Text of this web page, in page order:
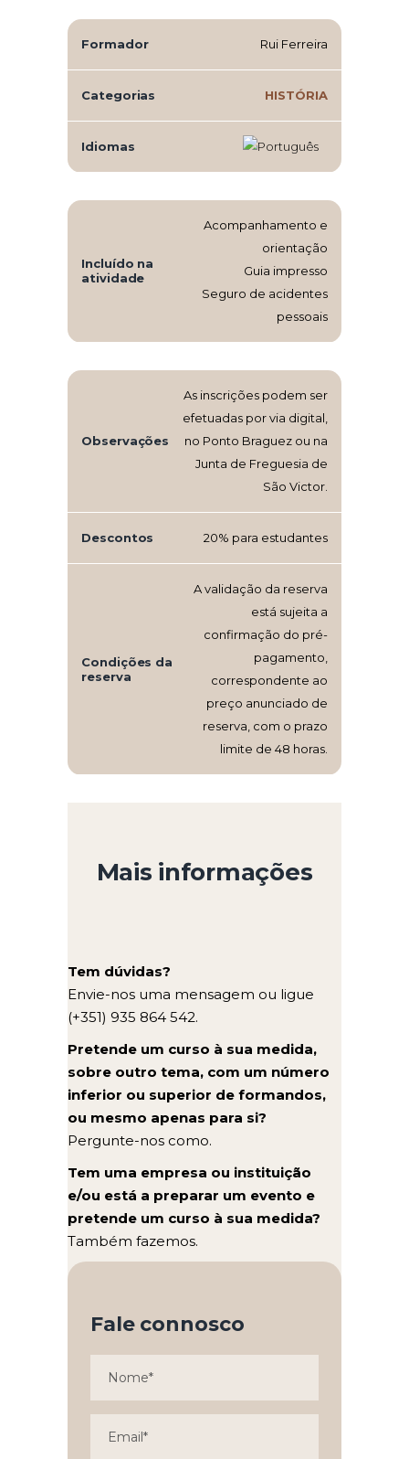
Formador Rui Ferreira
Categorias HISTÓRIA
Idiomas
Incluído na
atividade
Acompanhamento e
orientação
Guia impresso
Seguro de acidentes
pessoais
Observações
As inscrições podem ser
efetuadas por via digital,
no Ponto Braguez ou na
Junta de Freguesia de
São Victor.
Descontos 20% para estudantes
Condições da
reserva
A validação da reserva
está sujeita a
confirmação do pré-
pagamento,
correspondente ao
preço anunciado de
reserva, com o prazo
limite de 48 horas.
Mais informações
Tem dúvidas?
Envie-nos uma mensagem ou ligue
(+351) 935 864 542.
Pretende um curso à sua medida,
sobre outro tema, com um número
inferior ou superior de formandos,
ou mesmo apenas para si?
Pergunte-nos como.
Tem uma empresa ou instituição
e/ou está a preparar um evento e
pretende um curso à sua medida?
Também fazemos.
Fale connosco